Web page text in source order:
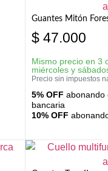
Guantes Mitón
$ 47.000
Mismo precio en 3
miércoles y
Precio sin impuestos
5% OFF abonando
bancaria
10% OFF